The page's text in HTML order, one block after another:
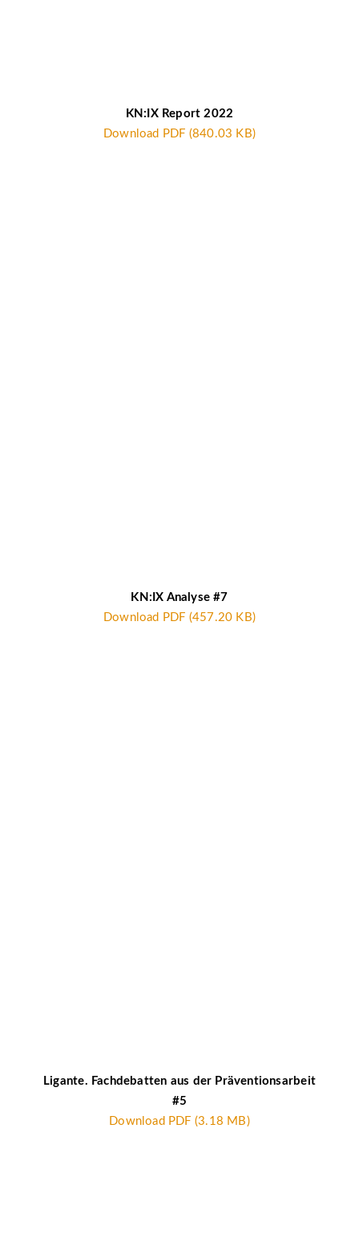
KN:IX Report 2022
Download PDF (840.03 KB)
KN:IX Analyse #7
Download PDF (457.20 KB)
Ligante. Fachdebatten aus der Präventionsarbeit
#5
Download PDF (3.18 MB)